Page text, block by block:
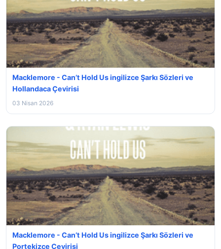
Macklemore - Can’t Hold Us ingilizce Şarkı Sözleri ve
Hollandaca Çevirisi
03 Nisan 2026
Macklemore - Can’t Hold Us ingilizce Şarkı Sözleri ve
Portekizce Çevirisi